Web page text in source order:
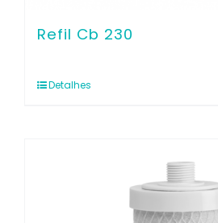
Refil Cb 230
Detalhes